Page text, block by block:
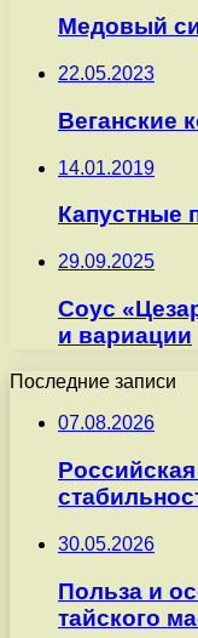
Медовый
22.05.2023
Веганские
14.01.2019
Капустные
29.09.2025
Соус
и вариации
Последние записи
07.08.2026
30.05.2026
Польза и
тайского